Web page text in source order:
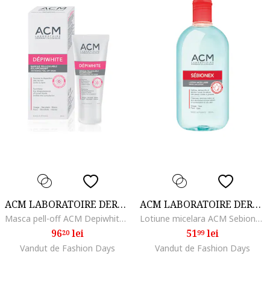
ACM LABORATOIRE DERMATOLOGIQUE
Masca pell-off ACM Depiwhite cu efect de albire, 40 ml
9620lei
Vandut de Fashion Days
ACM LABORATOIRE DERMATOLOGIQUE
Lotiune micelara ACM Sebionex pentru pielea cu imperfectiuni, 250 ml
5199lei
Vandut de Fashion Days